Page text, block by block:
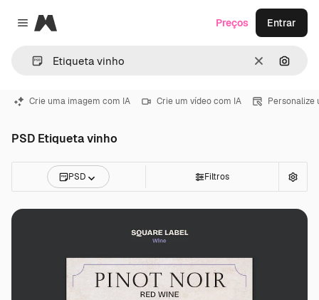
Close menu
Magnific
Limpar
Preços Entrar
Crie uma imagem com IA Crie um vídeo com IA Personalize
PSD Etiqueta vinho
PSD Filtros